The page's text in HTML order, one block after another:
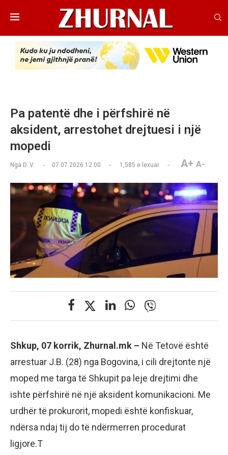
Pa patentë dhe i përfshirë në
aksident, arrestohet drejtuesi i një
mopedi
Nga D. V. 07.07.2026 12:00 1,585 e lexuar A+ A-
Shkup, 07 korrik, Zhurnal.mk – Në Tetovë është
arrestuar J.B. (28) nga Bogovina, i cili drejtonte një
moped me targa të Shkupit pa leje drejtimi dhe
ishte përfshirë në një aksident komunikacioni. Me
urdhër të prokurorit, mopedi është konfiskuar,
ndërsa ndaj tij do të ndërmerren procedurat
ligjore.T